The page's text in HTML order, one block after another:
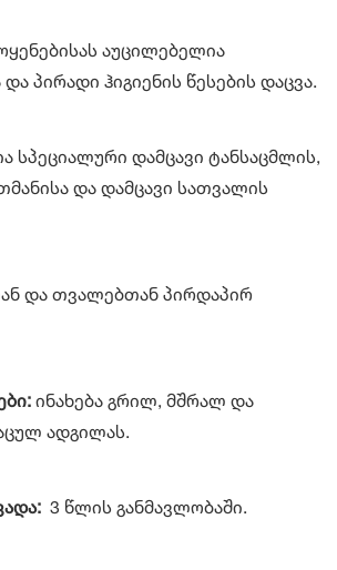
აუცილებელია
პირადი ჰიგიენის წესების დაცვა.
სპეციალური დამცავი ტანსაცმლის,
და დამცავი სათვალის
და თვალებთან პირდაპირ
ინახება გრილ, მშრალ და
ადგილას.
3 წლის განმავლობაში.